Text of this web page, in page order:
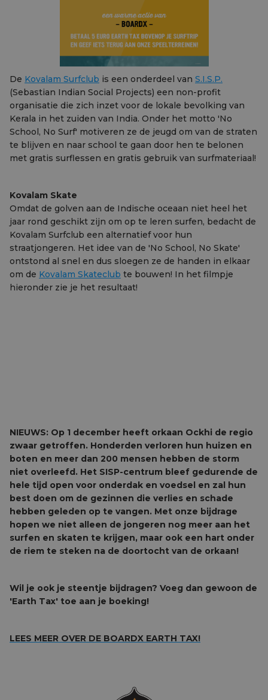
De Kovalam Surfclub is een onderdeel van S.I.S.P.
(Sebastian Indian Social Projects) een non-profit
organisatie die zich inzet voor de lokale bevolking van
Kerala in het zuiden van India. Onder het motto 'No
School, No Surf' motiveren ze de jeugd om van de straten
te blijven en naar school te gaan door hen te belonen
met gratis surflessen en gratis gebruik van surfmateriaal!
Kovalam Skate
Omdat de golven aan de Indische oceaan niet heel het
jaar rond geschikt zijn om op te leren surfen, bedacht de
Kovalam Surfclub een alternatief voor hun
straatjongeren. Het idee van de 'No School, No Skate'
ontstond al snel en dus sloegen ze de handen in elkaar
om de Kovalam Skateclub te bouwen! In het filmpje
hieronder zie je het resultaat!
NIEUWS: Op 1 december heeft orkaan Ockhi de regio
zwaar getroffen. Honderden verloren hun huizen en
boten en meer dan 200 mensen hebben de storm
niet overleefd. Het SISP-centrum bleef gedurende de
hele tijd open voor onderdak en voedsel en zal hun
best doen om de gezinnen die verlies en schade
hebben geleden op te vangen. Met onze bijdrage
hopen we niet alleen de jongeren nog meer aan het
surfen en skaten te krijgen, maar ook een hart onder
de riem te steken na de doortocht van de orkaan!
Wil je ook je steentje bijdragen? Voeg dan gewoon de
'Earth Tax' toe aan je boeking!
LEES MEER OVER DE BOARDX EARTH TAX!